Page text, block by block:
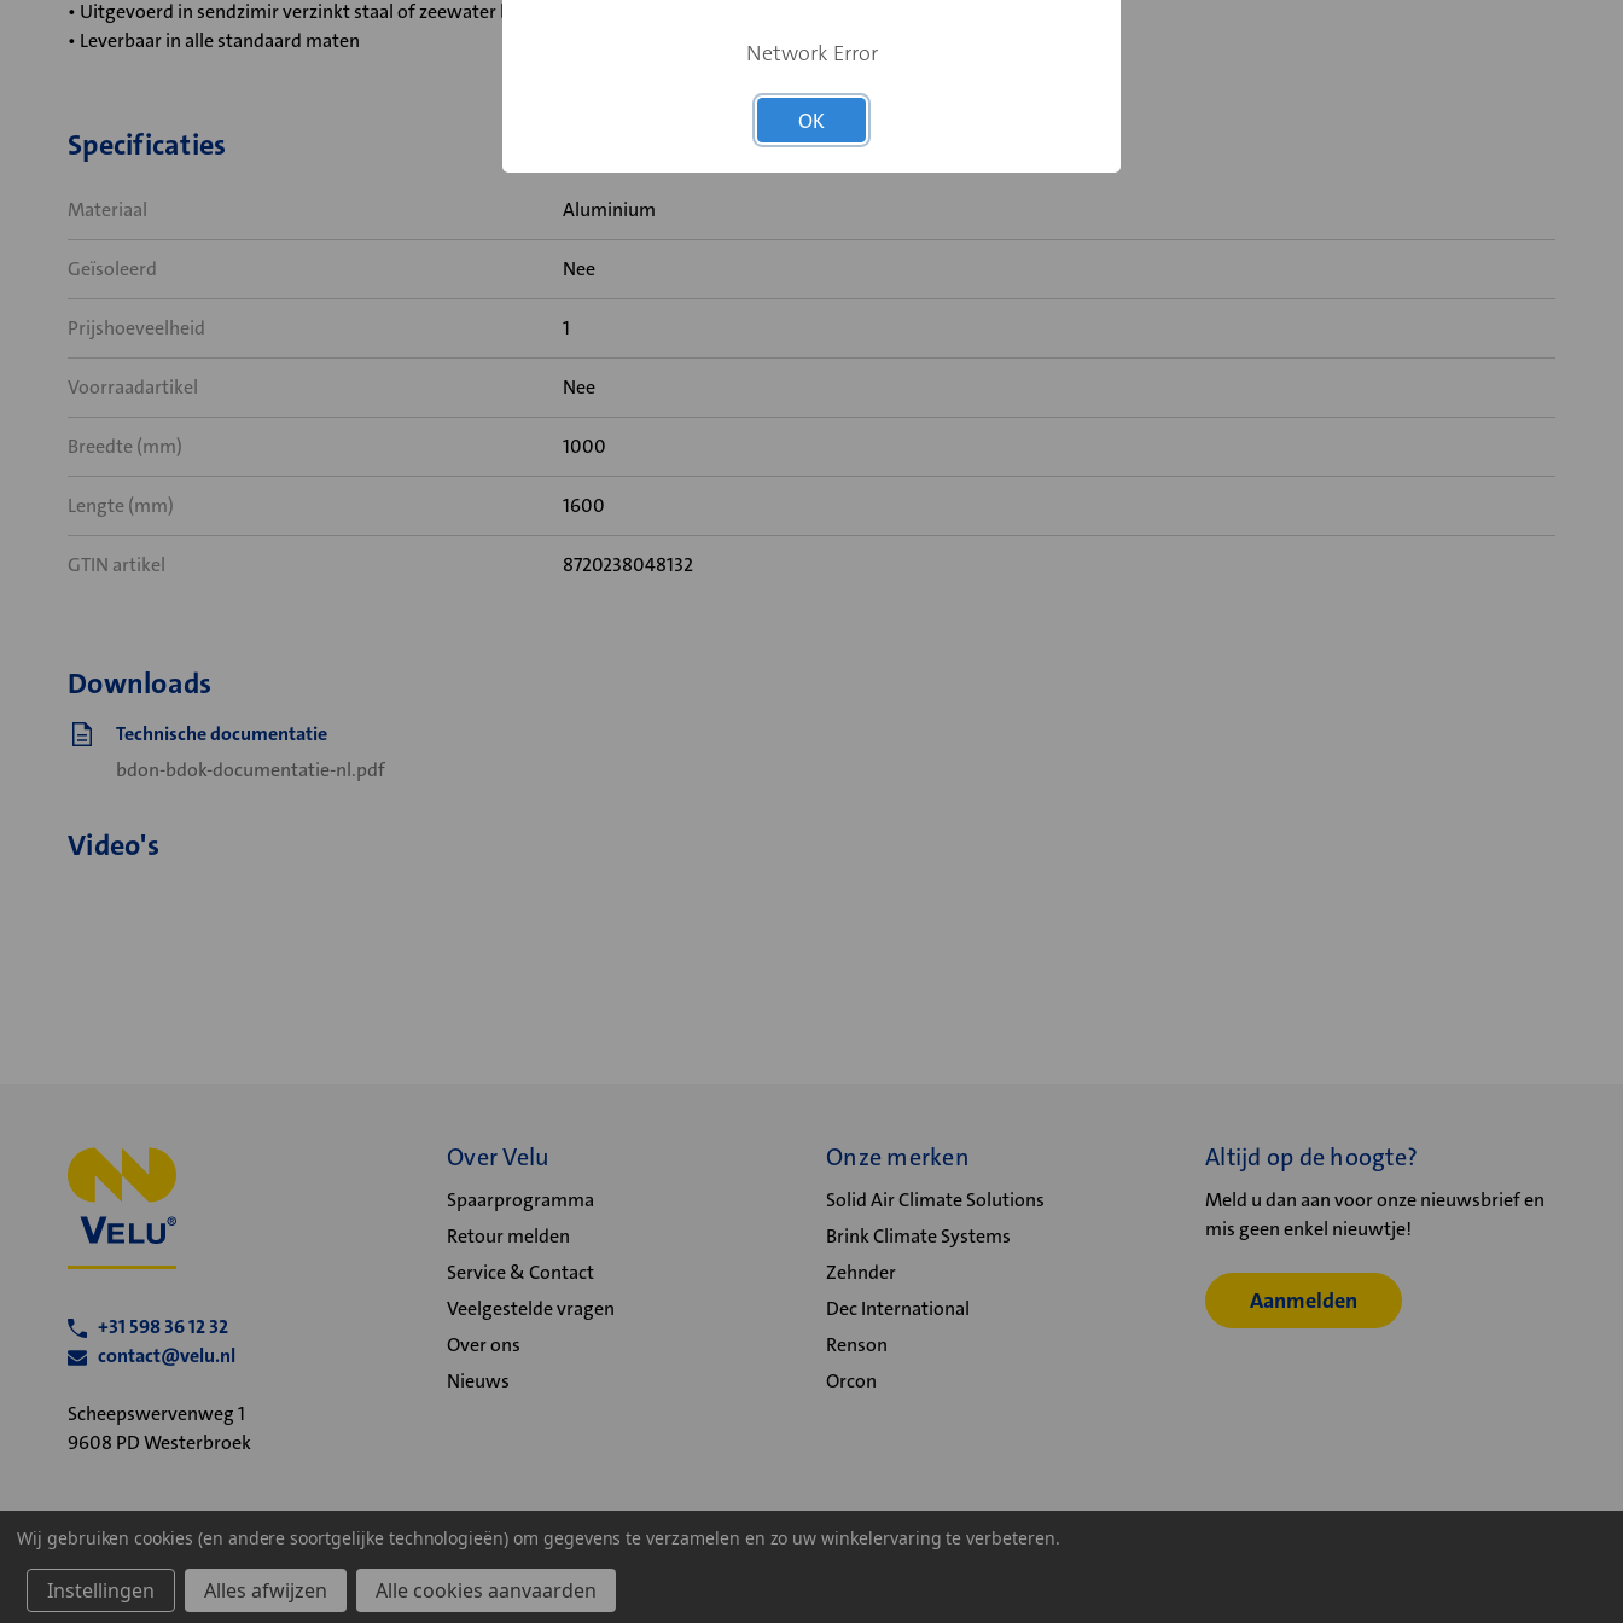
• Uitgevoerd in sendzimir verzinkt staal of zeewater bestendig aluminium
• Leverbaar in alle standaard maten
Specificaties
Materiaal Aluminium
Geïsoleerd Nee
Prijshoeveelheid 1
Voorraadartikel Nee
Breedte (mm) 1000
Lengte (mm) 1600
GTIN artikel 8720238048132
Downloads
Technische documentatie
bdon-bdok-documentatie-nl.pdf
Video's
+31 598 36 12 32
contact@velu.nl
Scheepswervenweg 1
9608 PD Westerbroek
Over Velu
Spaarprogramma
Retour melden
Service & Contact
Veelgestelde vragen
Over ons
Nieuws
Onze merken
Solid Air Climate Solutions
Brink Climate Systems
Zehnder
Dec International
Renson
Orcon
Altijd op de hoogte?
Meld u dan aan voor onze nieuwsbrief en
mis geen enkel nieuwtje!
Aanmelden
Algemene voorwaarden Privacy statement Cookiebeleid
Wij gebruiken cookies (en andere soortgelijke technologieën) om gegevens te verzamelen en zo uw winkelervaring te verbeteren.
Instellingen Alles afwijzen Alle cookies aanvaarden
Network Error
OK